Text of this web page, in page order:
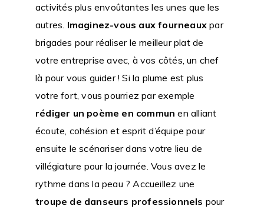
activités plus envoûtantes les unes que les
autres. Imaginez-vous aux fourneaux par
brigades pour réaliser le meilleur plat de
votre entreprise avec, à vos côtés, un chef
là pour vous guider ! Si la plume est plus
votre fort, vous pourriez par exemple
rédiger un poème en communen alliant
écoute, cohésion et esprit d’équipe pour
ensuite le scénariser dans votre lieu de
villégiature pour la journée. Vous avez le
rythme dans la peau ? Accueillez une
troupe de danseurs professionnels pour